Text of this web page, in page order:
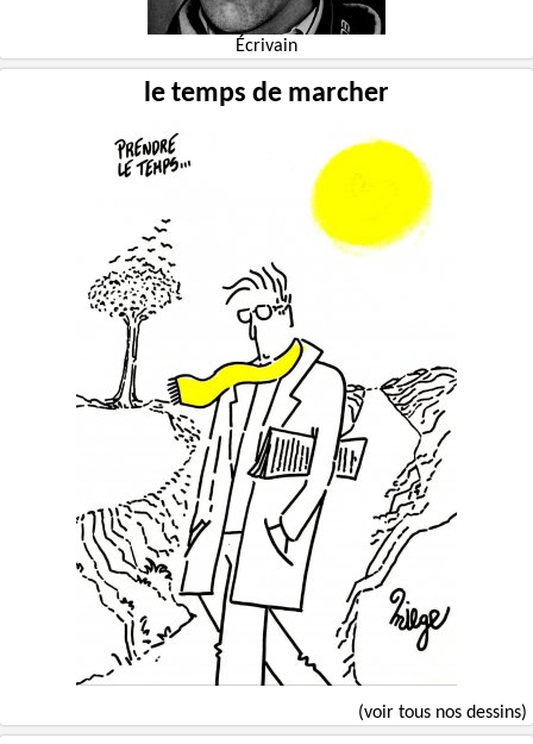
Écrivain
le temps de marcher
(voir tous nos dessins)